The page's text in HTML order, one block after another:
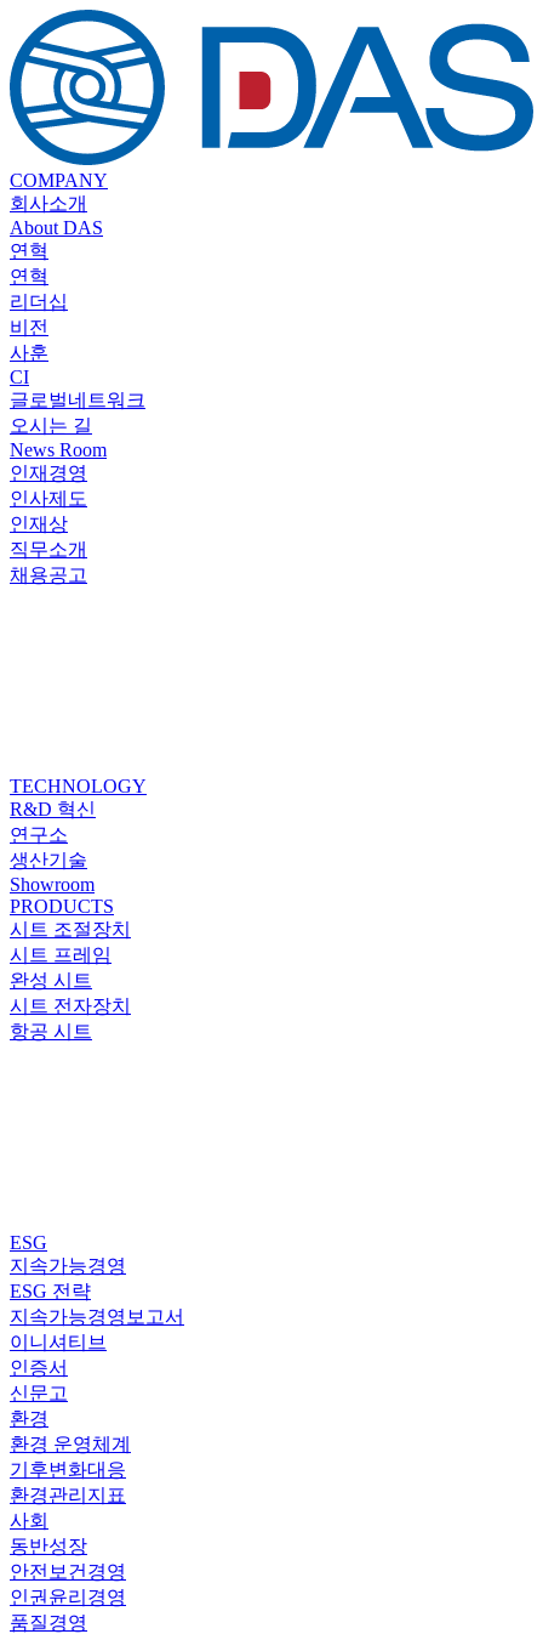
COMPANY
회사소개
About DAS
연혁
연혁
리더십
비전
사훈
CI
글로벌네트워크
오시는 길
News Room
인재경영
인사제도
인재상
직무소개
채용공고
TECHNOLOGY
R&D 혁신
연구소
생산기술
Showroom
PRODUCTS
시트 조절장치
시트 프레임
완성 시트
시트 전자장치
항공 시트
ESG
지속가능경영
ESG 전략
지속가능경영보고서
이니셔티브
인증서
신문고
환경
환경 운영체계
기후변화대응
환경관리지표
사회
동반성장
안전보건경영
인권윤리경영
품질경영